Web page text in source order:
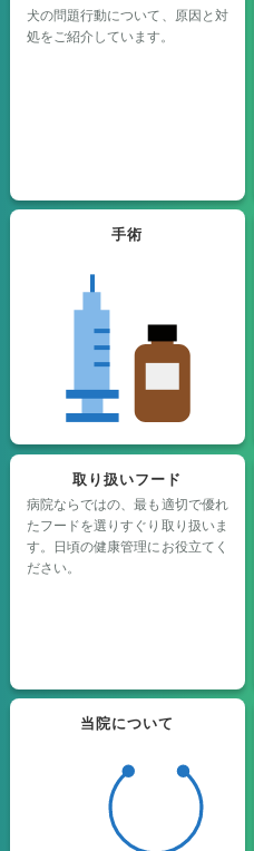
犬の問題行動について、原因と対
処をご紹介しています。
手術
取り扱いフード
病院ならではの、最も適切で優れ
たフードを選りすぐり取り扱いま
す。日頃の健康管理にお役立てく
ださい。
当院について